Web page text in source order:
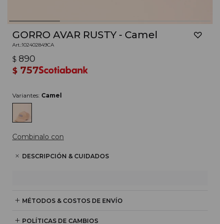
GORRO AVAR RUSTY - Camel
102402849CA
$ 890
$ 757
Variantes: Camel
Combinalo con
DESCRIPCIÓN & CUIDADOS
MÉTODOS & COSTOS DE ENVÍO
POLÍTICAS DE CAMBIOS